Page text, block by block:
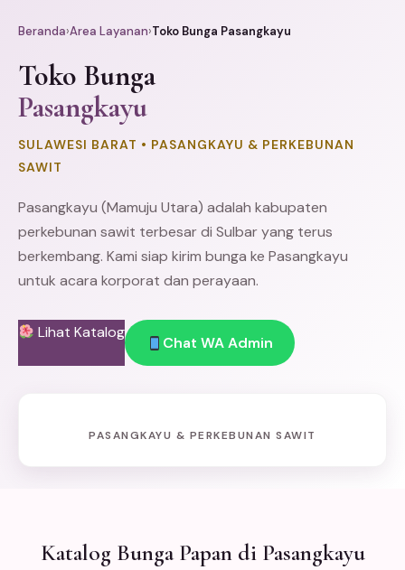
Beranda›Area Layanan›Toko Bunga Pasangkayu
Toko Bunga
Pasangkayu
SULAWESI BARAT • PASANGKAYU & PERKEBUNAN
SAWIT
Pasangkayu (Mamuju Utara) adalah kabupaten
perkebunan sawit terbesar di Sulbar yang terus
berkembang. Kami siap kirim bunga ke Pasangkayu
untuk acara korporat dan perayaan.
Lihat Katalog
Chat WA Admin
PASANGKAYU & PERKEBUNAN SAWIT
Katalog Bunga Papan di Pasangkayu